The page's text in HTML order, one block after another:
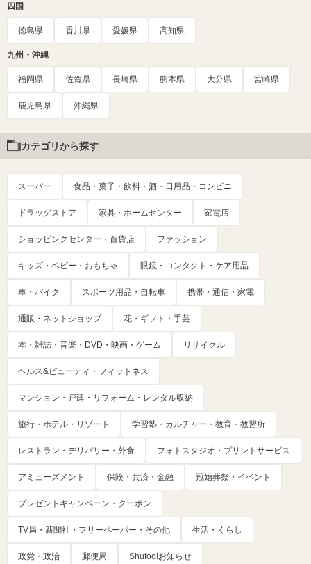
四国
徳島県 香川県 愛媛県 高知県
九州・沖縄
福岡県 佐賀県 長崎県 熊本県 大分県 宮崎県
鹿児島県 沖縄県
カテゴリから探す
スーパー 食品・菓子・飲料・酒・日用品・コンビニ
ドラッグストア 家具・ホームセンター 家電店
ショッピングセンター・百貨店 ファッション
キッズ・ベビー・おもちゃ 眼鏡・コンタクト・ケア用品
車・バイク スポーツ用品・自転車 携帯・通信・家電
通販・ネットショップ 花・ギフト・手芸
本・雑誌・音楽・DVD・映画・ゲーム リサイクル
ヘルス&ビューティ・フィットネス
マンション・戸建・リフォーム・レンタル収納
旅行・ホテル・リゾート 学習塾・カルチャー・教育・教習所
レストラン・デリバリー・外食 フォトスタジオ・プリントサービス
アミューズメント 保険・共済・金融 冠婚葬祭・イベント
プレゼントキャンペーン・クーポン
TV局・新聞社・フリーペーパー・その他 生活・くらし
政党・政治 郵便局 Shufoo!お知らせ